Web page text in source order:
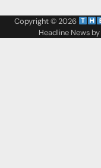
Copyright © 2026
Headline News by